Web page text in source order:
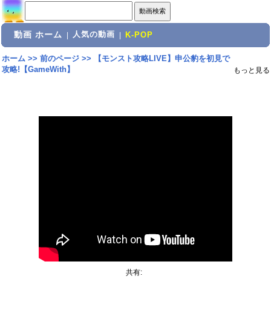
動画 ホーム 人気の動画 K-POP
ホーム>> 前のページ>>
【モンスト攻略LIVE】申公豹を初見で
攻略!【GameWith】
もっと見る
共有: